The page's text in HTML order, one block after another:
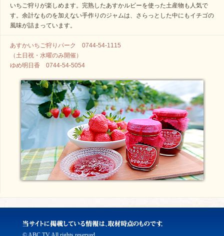
いちご狩りが楽しめます。完熟したあすかルビーを使った土産物も人気で
す。余計なものを加えない手作りのジャムは、さらっとした中にもイチゴの
風味が詰まっています。
あすかいちご狩りパーク 0744-54-1115
（土日祝・水曜のみ開催）
ゆめ明日香 0744-54-5054